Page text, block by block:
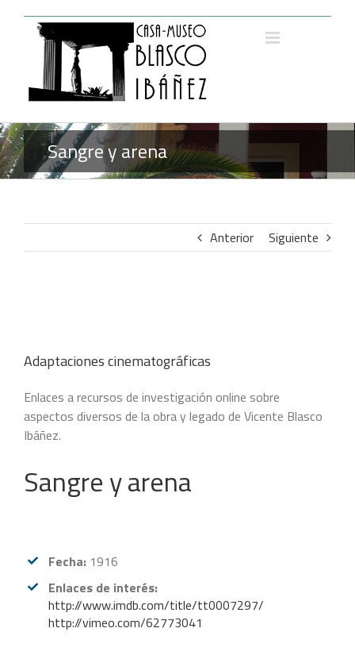
contenido
Sangre y arena
Anterior Siguiente
Adaptaciones cinematográficas
Enlaces a recursos de investigación online sobre
aspectos diversos de la obra y legado de Vicente Blasco
Ibáñez.
Sangre y arena
Fecha: 1916
Enlaces de interés:
http://www.imdb.com/title/tt0007297/
http://vimeo.com/62773041